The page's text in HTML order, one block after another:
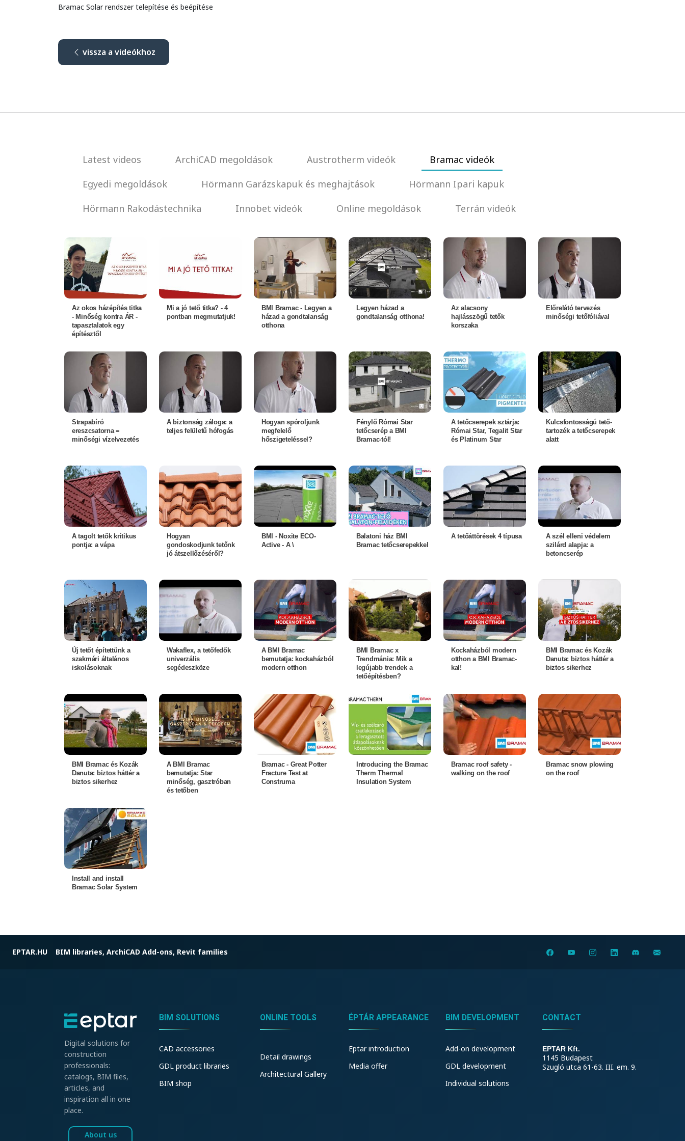
Bramac Solar rendszer telepítése és beépítése
vissza a videókhoz
Latest videos ArchiCAD megoldások Austrotherm videók
Bramac videók
Egyedi megoldások
Hörmann Garázskapuk és meghajtások
Hörmann Ipari kapuk
Hörmann Rakodástechnika
Innobet videók Online megoldások Terrán videók
Az okos házépítés titka
- Minőség kontra ÁR -
tapasztalatok egy
építésztől
Mi a jó tető titka? - 4
pontban megmutatjuk!
BMI Bramac - Legyen a
házad a gondtalanság
otthona
Legyen házad a
gondtalanság otthona!
Az alacsony
hajlásszögű tetők
korszaka
Előrelátó tervezés
minőségi tetőfóliával
Strapabíró
ereszcsatorna =
minőségi vízelvezetés
A biztonság záloga: a
teljes felületű hófogás
Hogyan spóroljunk
megfelelő
hőszigeteléssel?
Fénylő Római Star
tetőcserép a BMI
Bramac-tól!
A tetőcserepek sztárja:
Római Star, Tegalit Star
és Platinum Star
Kulcsfontosságú tető-
tartozék a tetőcserepek
alatt
A tagolt tetők kritikus
pontja: a vápa
Hogyan
gondoskodjunk tetőnk
jó átszellőzéséről?
BMI - Noxite ECO-
Active - A \
Balatoni ház BMI
Bramac tetőcserepekkel
A tetőáttörések 4 típusa
A szél elleni védelem
szilárd alapja: a
betoncserép
Új tetőt építettünk a
szakmári általános
iskolásoknak
Wakaflex, a tetőfedők
univerzális
segédeszköze
A BMI Bramac
bemutatja: kockaházból
modern otthon
BMI Bramac x
Trendmánia: Mik a
legújabb trendek a
tetőépítésben?
Kockaházból modern
otthon a BMI Bramac-
kal!
BMI Bramac és Kozák
Danuta: biztos háttér a
biztos sikerhez
BMI Bramac és Kozák
Danuta: biztos háttér a
biztos sikerhez
A BMI Bramac
bemutatja: Star
minőség, gasztróban
és tetőben
Bramac - Great Potter
Fracture Test at
Construma
Introducing the Bramac
Therm Thermal
Insulation System
Bramac roof safety -
walking on the roof
Bramac snow plowing
on the roof
Install and install
Bramac Solar System
EPTAR.HU BIM libraries, ArchiCAD Add-ons, Revit families
Digital solutions for
construction
professionals:
catalogs, BIM files,
articles, and
inspiration all in one
place.
About us
BIM SOLUTIONS
CAD accessories
GDL product libraries
BIM shop
ONLINE TOOLS
Detail drawings
Architectural Gallery
ÉPTÁR APPEARANCE
Eptar introduction
Media offer
BIM DEVELOPMENT
Add-on development
GDL development
Individual solutions
CONTACT
EPTAR Kft.
1145 Budapest
Szugló utca 61-63. III. em. 9.